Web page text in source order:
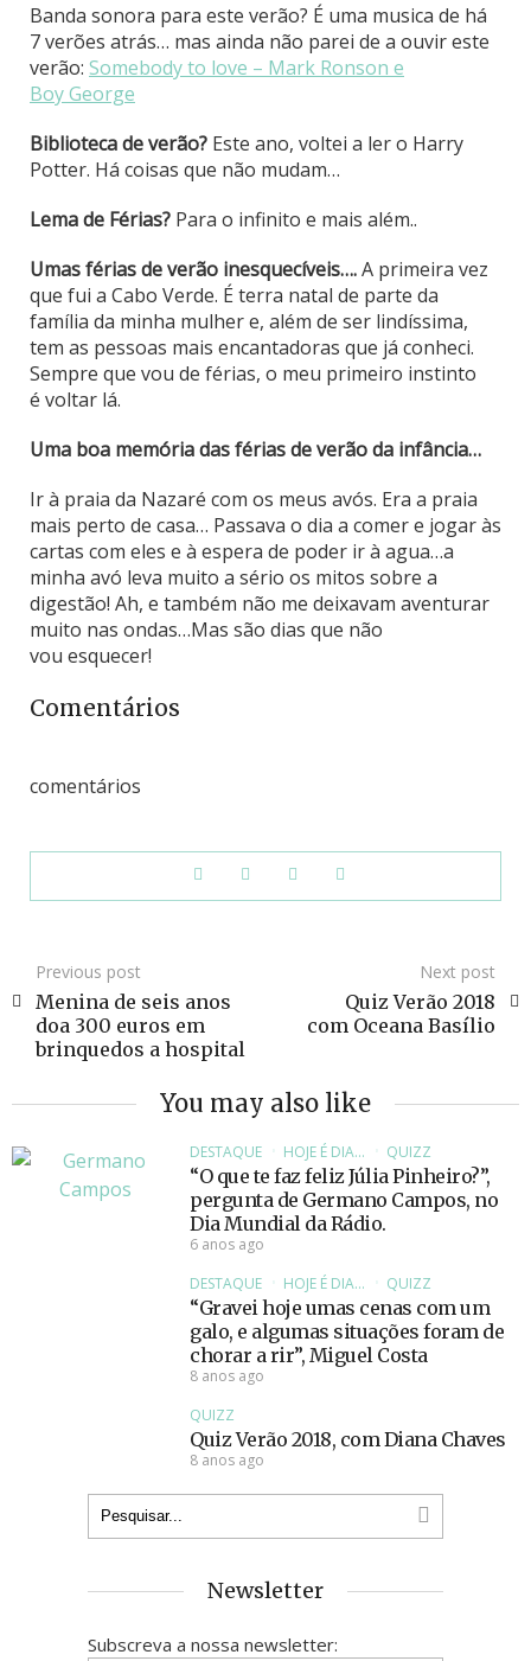
Banda sonora para este verão? É uma musica de há
7 verões atrás… mas ainda não parei de a ouvir este
verão: Somebody to love – Mark Ronson e
Boy George
Biblioteca de verão? Este ano, voltei a ler o Harry
Potter. Há coisas que não mudam…
Lema de Férias? Para o infinito e mais além..
Umas férias de verão inesquecíveis….A primeira vez
que fui a Cabo Verde. É terra natal de parte da
família da minha mulher e, além de ser lindíssima,
tem as pessoas mais encantadoras que já conheci.
Sempre que vou de férias, o meu primeiro instinto
é voltar lá.
Uma boa memória das férias de verão da infância…
Ir à praia da Nazaré com os meus avós. Era a praia
mais perto de casa… Passava o dia a comer e jogar às
cartas com eles e à espera de poder ir à agua…a
minha avó leva muito a sério os mitos sobre a
digestão! Ah, e também não me deixavam aventurar
muito nas ondas…Mas são dias que não
vou esquecer!
Comentários
comentários
Previous post
Menina de seis anos
doa 300 euros em
brinquedos a hospital
Next post
Quiz Verão 2018
com Oceana Basílio
You may also like
DESTAQUE HOJE É DIA... QUIZZ
“O que te faz feliz Júlia Pinheiro?”,
pergunta de Germano Campos, no
Dia Mundial da Rádio.
6 anos ago
DESTAQUE
HOJE É DIA... QUIZZ
“Gravei hoje umas cenas com um
galo, e algumas situações foram de
chorar a rir”, Miguel Costa
8 anos ago
QUIZZ
Quiz Verão 2018, com Diana Chaves
8 anos ago
Newsletter
Subscreva a nossa newsletter: